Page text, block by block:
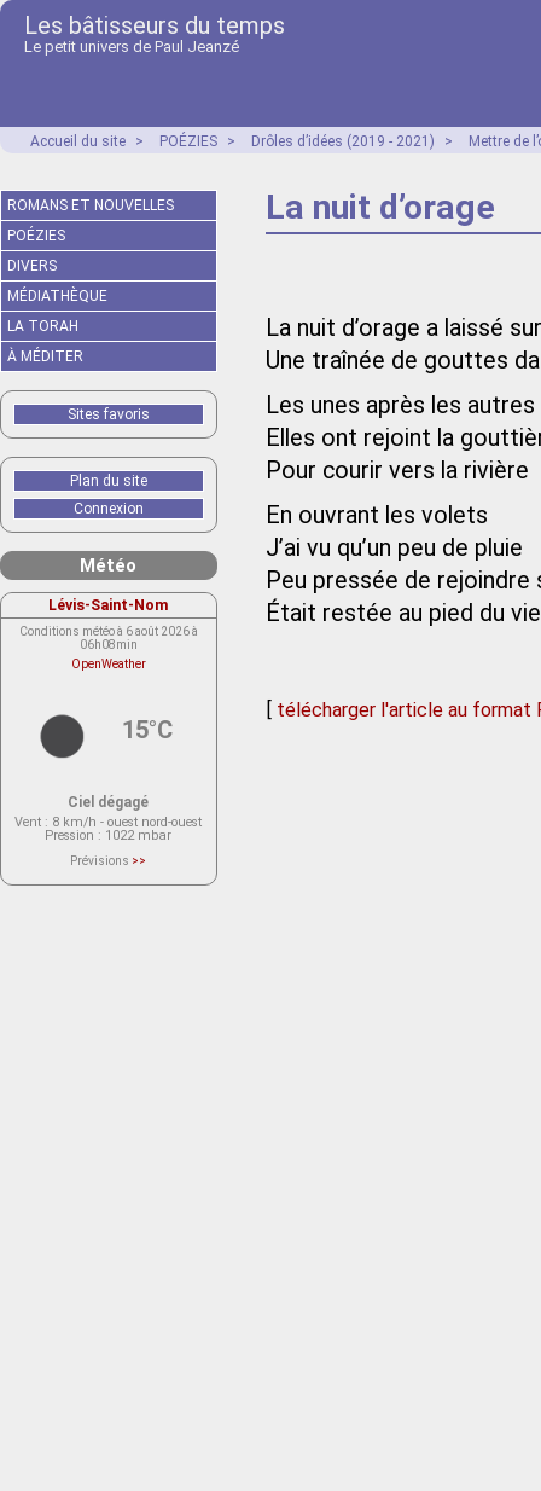
Les bâtisseurs du temps
Le petit univers de Paul Jeanzé
Accueil du site > POÉZIES > Drôles d’idées (2019 - 2021) > Mettre de
La nuit d’orage
La nuit d’orage a laissé
Une traînée de gouttes
Les unes après les autres
Elles ont rejoint la
Pour courir vers la rivière
En ouvrant les volets
J’ai vu qu’un peu de pluie
Peu pressée de rejoindre
Était restée au pied du
[ télécharger l'article au format
ROMANS ET NOUVELLES
POÉZIES
DIVERS
MÉDIATHÈQUE
LA TORAH
À MÉDITER
Sites favoris
Plan du site
Connexion
Météo
Lévis-Saint-Nom
Conditions météo à 6 août 2026 à
06h08min
OpenWeather
15°C
Ciel dégagé
Vent : 8 km/h - ouest nord-ouest
Pression : 1022 mbar
Prévisions >>
actuellement aucune prévision